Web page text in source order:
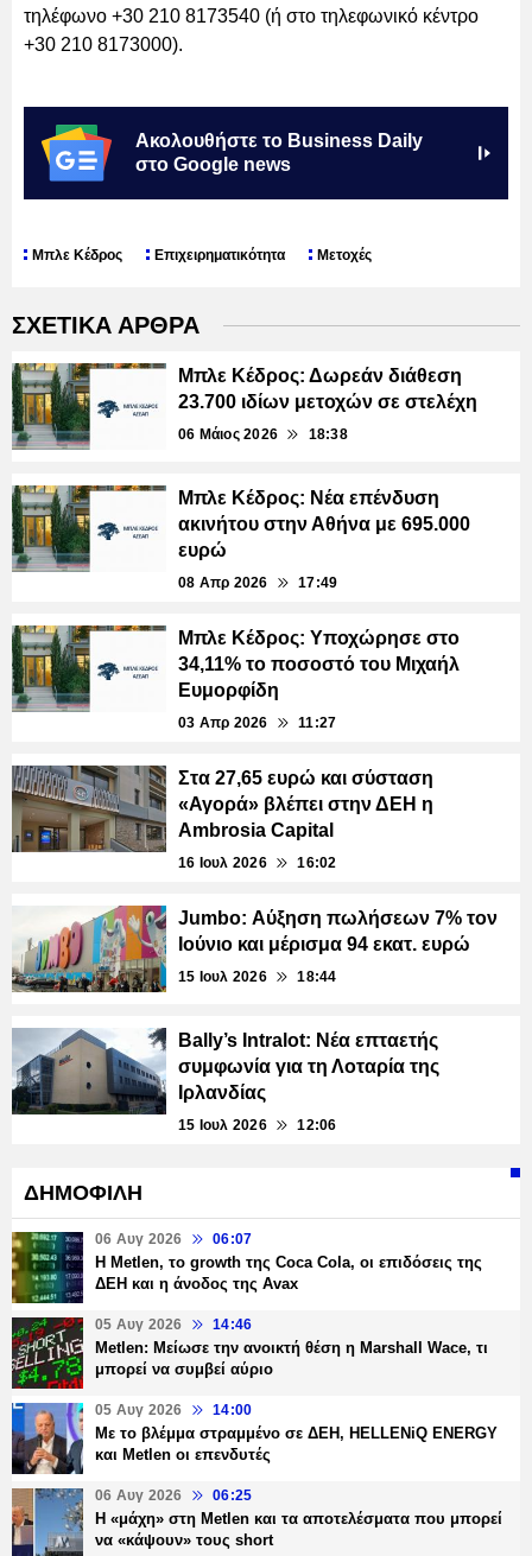
τηλέφωνο +30 210 8173540 (ή στο τηλεφωνικό κέντρο
+30 210 8173000).
Ακολουθήστε το Business Daily
στο Google news
Μπλε Κέδρος Επιχειρηματικότητα Μετοχές
ΣΧΕΤΙΚΑ ΑΡΘΡΑ
Μπλε Κέδρος: Δωρεάν διάθεση
23.700 ιδίων μετοχών σε στελέχη
06 Μάιος 2026 18:38
Μπλε Κέδρος: Νέα επένδυση
ακινήτου στην Αθήνα με 695.000
ευρώ
08 Απρ 2026 17:49
Μπλε Κέδρος: Υποχώρησε στο
34,11% το ποσοστό του Μιχαήλ
Ευμορφίδη
03 Απρ 2026 11:27
Στα 27,65 ευρώ και σύσταση
«Αγορά» βλέπει στην ΔΕΗ η
Ambrosia Capital
16 Ιουλ 2026 16:02
Jumbo: Αύξηση πωλήσεων 7% τον
Ιούνιο και μέρισμα 94 εκατ. ευρώ
15 Ιουλ 2026 18:44
Bally’s Intralot: Νέα επταετής
συμφωνία για τη Λοταρία της
Ιρλανδίας
15 Ιουλ 2026 12:06
ΔΗΜΟΦΙΛΗ
06 Αυγ 2026 06:07
H Metlen, το growth της Coca Cola, οι επιδόσεις της
ΔΕΗ και η άνοδος της Avax
05 Αυγ 2026 14:46
Metlen: Μείωσε την ανοικτή θέση η Marshall Wace, τι
μπορεί να συμβεί αύριο
05 Αυγ 2026 14:00
Με το βλέμμα στραμμένο σε ΔΕΗ, HELLENiQ ENERGY
και Metlen οι επενδυτές
06 Αυγ 2026 06:25
H «μάχη» στη Metlen και τα αποτελέσματα που μπορεί
να «κάψουν» τους short